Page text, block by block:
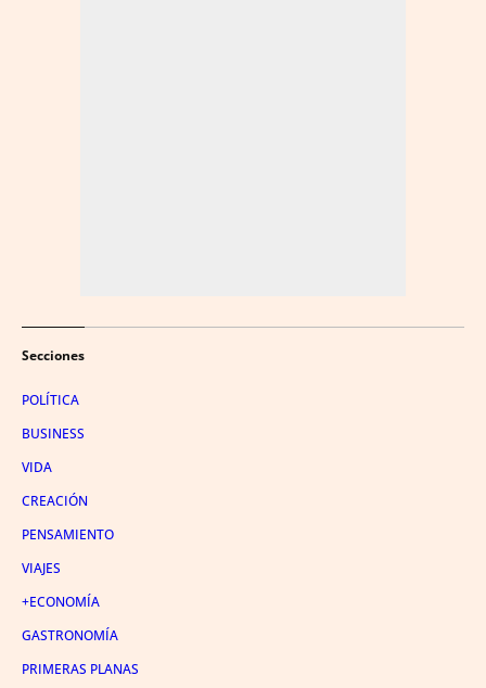
Secciones
POLÍTICA
BUSINESS
VIDA
CREACIÓN
PENSAMIENTO
VIAJES
+ECONOMÍA
GASTRONOMÍA
PRIMERAS PLANAS